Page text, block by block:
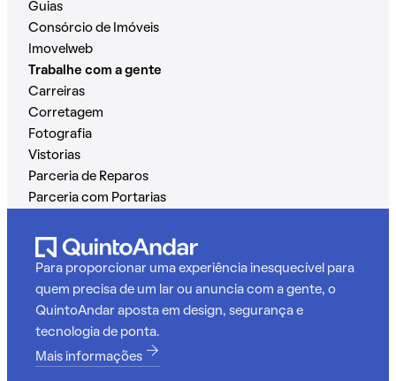
Guias
Consórcio de Imóveis
Imovelweb
Trabalhe com a gente
Carreiras
Corretagem
Fotografia
Vistorias
Parceria de Reparos
Parceria com Portarias
Para proporcionar uma experiência inesquecível para
quem precisa de um lar ou anuncia com a gente, o
QuintoAndar aposta em design, segurança e
tecnologia de ponta.
Mais informações